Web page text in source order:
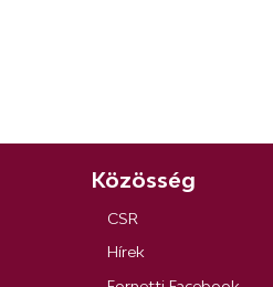
Közösség
CSR
Hírek